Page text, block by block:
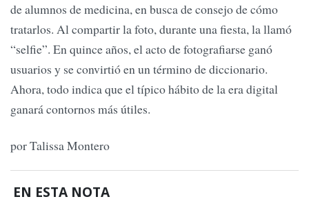
de alumnos de medicina, en busca de consejo de cómo
tratarlos. Al compartir la foto, durante una fiesta, la llamó
“selfie”. En quince años, el acto de fotografiarse ganó
usuarios y se convirtió en un término de diccionario.
Ahora, todo indica que el típico hábito de la era digital
ganará contornos más útiles.
por Talissa Montero
EN ESTA NOTA